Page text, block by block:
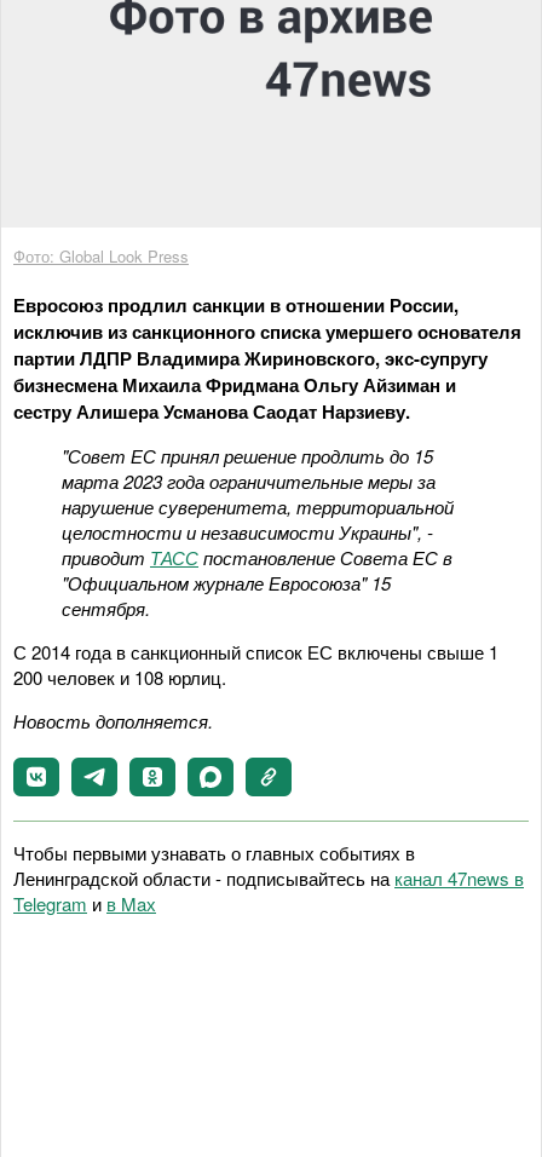
Фото: Global Look Press
Евросоюз продлил санкции в отношении России,
исключив из санкционного списка умершего основателя
партии ЛДПР Владимира Жириновского, экс-супругу
бизнесмена Михаила Фридмана Ольгу Айзиман и
сестру Алишера Усманова Саодат Нарзиеву.
"Совет ЕС принял решение продлить до 15
марта 2023 года ограничительные меры за
нарушение суверенитета, территориальной
целостности и независимости Украины", -
приводит ТАССпостановление Совета ЕС в
"Официальном журнале Евросоюза" 15
сентября.
С 2014 года в санкционный список ЕС включены свыше 1
200 человек и 108 юрлиц.
Новость дополняется.
Чтобы первыми узнавать о главных событиях в
Ленинградской области - подписывайтесь на канал 47news в
Telegram и в Maх